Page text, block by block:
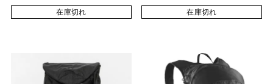
在庫切れ 在庫切れ